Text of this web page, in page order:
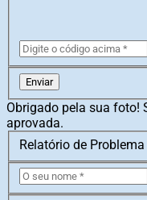
Enviar
Obrigado pela sua foto!
aprovada.
Relatório de Problema